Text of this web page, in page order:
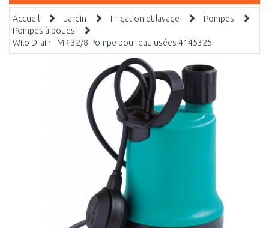
Accueil Jardin Irrigation et lavage
Pompes
Pompes à boues
Wilo Drain TMR 32/8 Pompe pour eau usées 4145325